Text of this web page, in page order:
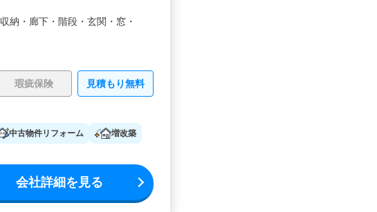
収納・ 廊下・ 階段・ 玄関・ 窓・
瑕疵保険 見積もり無料
中古物件リフォーム 増改築
会社詳細を見る